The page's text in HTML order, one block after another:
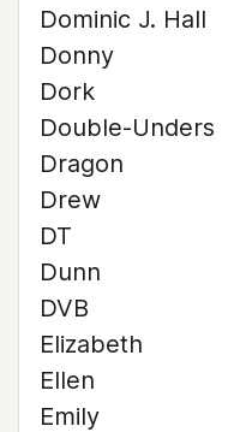
Dominic J. Hall
Donny
Dork
Double-Unders
Dragon
Drew
DT
Dunn
DVB
Elizabeth
Ellen
Emily